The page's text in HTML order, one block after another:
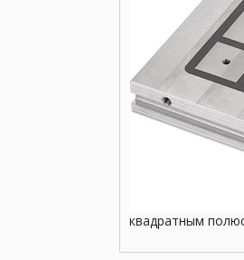
квадратным